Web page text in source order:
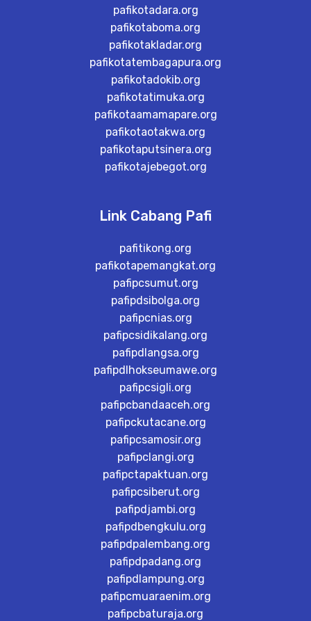
pafikotadara.org
pafikotaboma.org
pafikotakladar.org
pafikotatembagapura.org
pafikotadokib.org
pafikotatimuka.org
pafikotaamamapare.org
pafikotaotakwa.org
pafikotaputsinera.org
pafikotajebegot.org
Link Cabang Pafi
pafitikong.org
pafikotapemangkat.org
pafipcsumut.org
pafipdsibolga.org
pafipcnias.org
pafipcsidikalang.org
pafipdlangsa.org
pafipdlhokseumawe.org
pafipcsigli.org
pafipcbandaaceh.org
pafipckutacane.org
pafipcsamosir.org
pafipclangi.org
pafipctapaktuan.org
pafipcsiberut.org
pafipdjambi.org
pafipdbengkulu.org
pafipdpalembang.org
pafipdpadang.org
pafipdlampung.org
pafipcmuaraenim.org
pafipcbaturaja.org